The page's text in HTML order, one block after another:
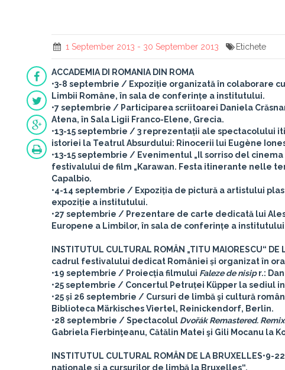
1 September 2013 - 30 September 2013 Etichete
ACCADEMIA DI ROMANIA DIN ROMA
•3-8 septembrie / Expoziție organizată în colaborare
Limbii Române, în sala de conferințe a institutului.
•7 septembrie / Participarea scriitoarei Daniela
Atena, în Sala Ligii Franco-Elene, Grecia.
•13-15 septembrie / 3 reprezentații ale spectacolului
istoriei la Teatrul Absurdului: Rinocerii lui Eugène
•13-15 septembrie / Evenimentul „Il sorriso del
festivalului de film „Karawan. Festa itinerante nelle
Capalbio.
•4-14 septembrie / Expoziția de pictură a artistului
expoziție a institutului.
•27 septembrie / Prezentare de carte dedicată lui
Europene a Limbilor, în sala de conferințe a
INSTITUTUL CULTURAL ROMÂN „TITU MAIORESCU“ DE
cadrul festivalului dedicat României și organizat în
•19 septembrie / Proiecția filmului Faleze de nisipr.:
•25 septembrie / Concertul Petruței Küpper la sediul
•25 și 26 septembrie / Cursuri de limbă şi cultură
Biblioteca Märkisches Viertel, Reinickendorf, Berlin.
•28 septembrie / Spectacolul Dvořák Remastered.
Gabriela Fierbinţeanu, Cătălin Matei şi Gili Mocanu la
INSTITUTUL CULTURAL ROMÂN DE LA BRUXELLES•9-
naţionale şi a cursurilor de limbă la Bruxelles“.